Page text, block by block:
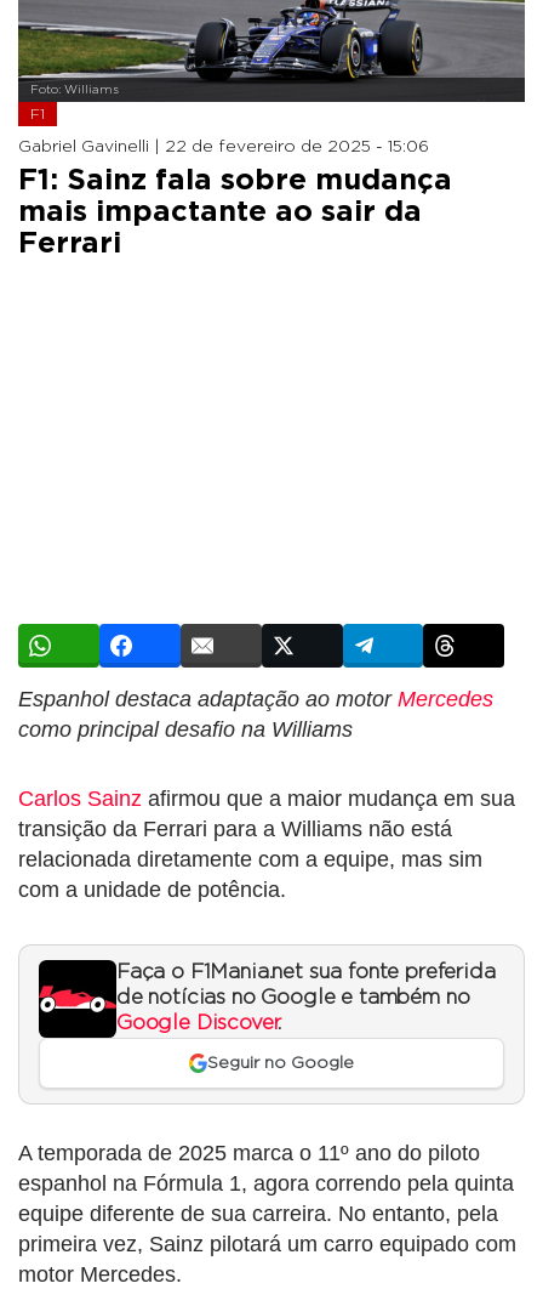
Foto: Williams
F1
Gabriel Gavinelli | 22 de fevereiro de 2025 - 15:06
F1: Sainz fala sobre mudança
mais impactante ao sair da
Ferrari
Espanhol destaca adaptação ao motor Mercedes
como principal desafio na Williams
Carlos Sainz afirmou que a maior mudança em sua
transição da Ferrari para a Williams não está
relacionada diretamente com a equipe, mas sim
com a unidade de potência.
Faça o F1Mania.net sua fonte preferida
de notícias no Google e também no
Google Discover.
Seguir no Google
A temporada de 2025 marca o 11º ano do piloto
espanhol na Fórmula 1, agora correndo pela quinta
equipe diferente de sua carreira. No entanto, pela
primeira vez, Sainz pilotará um carro equipado com
motor Mercedes.